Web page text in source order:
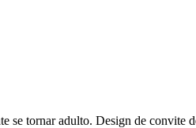
se tornar adulto. Design de